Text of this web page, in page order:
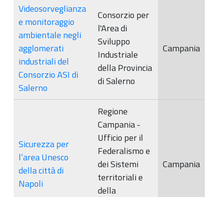
Videosorveglianza
e monitoraggio
ambientale negli
agglomerati
industriali del
Consorzio ASI di
Salerno
Consorzio per
l'Area di
Sviluppo
Industriale
della Provincia
di Salerno
Campania
Sicurezza per
l’area Unesco
della città di
Napoli
Regione
Campania -
Ufficio per il
Federalismo e
dei Sistemi
territoriali e
della
Campania